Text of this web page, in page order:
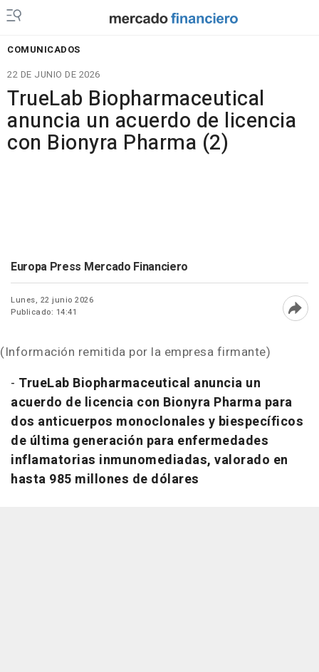
COMUNICADOS
22 DE JUNIO DE 2026
TrueLab Biopharmaceutical
anuncia un acuerdo de licencia
con Bionyra Pharma (2)
Europa Press Mercado Financiero
Lunes, 22 junio 2026
Publicado: 14:41
(Información remitida por la empresa firmante)
- TrueLab Biopharmaceutical anuncia un
acuerdo de licencia con Bionyra Pharma para
dos anticuerpos monoclonales y biespecíficos
de última generación para enfermedades
inflamatorias inmunomediadas, valorado en
hasta 985 millones de dólares